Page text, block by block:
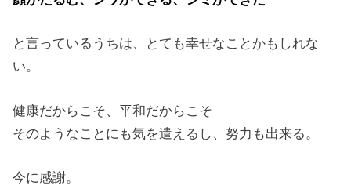
と言っているうちは、とても幸せなことかもしれな
い。
健康だからこそ、平和だからこそ
そのようなことにも気を遣えるし、努力も出来る。
今に感謝。